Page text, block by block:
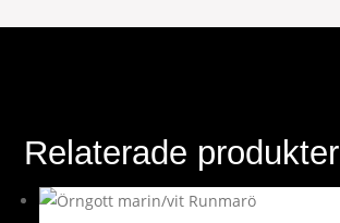
Relaterade produkter